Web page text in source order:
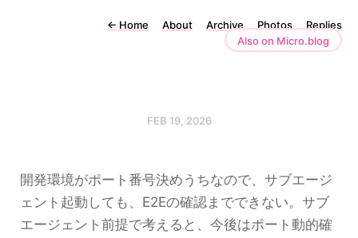
← Home About Archive Photos
Replies
Also on Micro.blog
FEB 19, 2026
開発環境がポート番号決めうちなので、サブエージ
ェント起動しても、E2Eの確認までできない。サブ
エージェント前提で考えると、今後はポート動的確